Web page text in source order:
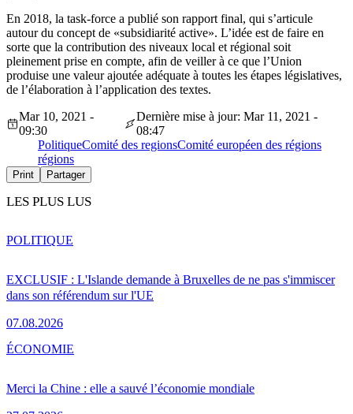
En 2018, la task-force a publié son rapport final, qui s’articule
autour du concept de «subsidiarité active». L’idée est de faire en
sorte que la contribution des niveaux local et régional soit
pleinement prise en compte, afin de veiller à ce que l’Union
produise une valeur ajoutée adéquate à toutes les étapes législatives,
de l’élaboration à l’application des textes.
Mar 10, 2021 -
09:30
Dernière mise à jour: Mar 11, 2021 -
08:47
PolitiqueComité des regionsComité européen des régions
régions
Print Partager
LES PLUS LUS
EXCLUSIF : L'Islande demande à Bruxelles de ne pas s'immiscer
dans son référendum sur l'UE
07.08.2026
POLITIQUE
Merci la Chine : elle a sauvé l’économie mondiale
ÉCONOMIE